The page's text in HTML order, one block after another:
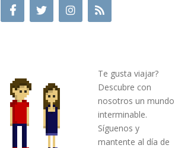
Te gusta viajar?
Descubre con
nosotros un mundo
interminable.
Síguenos y
mantente al día de